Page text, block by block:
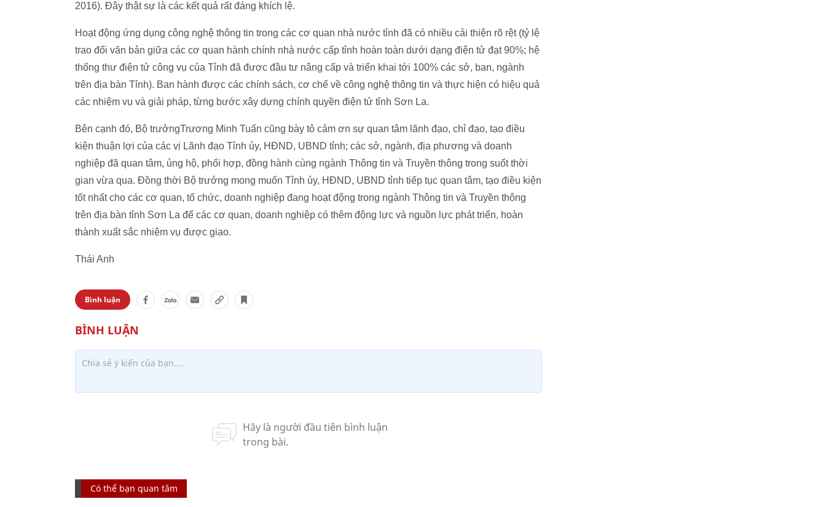
2016). Đây thật sự là các kết quả rất đáng khích lệ.
Hoạt động ứng dụng công nghệ thông tin trong các cơ quan nhà nước tỉnh đã có nhiều cải thiện rõ rệt (tỷ lệ
trao đổi văn bản giữa các cơ quan hành chính nhà nước cấp tỉnh hoàn toàn dưới dạng điện tử đạt 90%; hệ
thống thư điện tử công vụ của Tỉnh đã được đầu tư nâng cấp và triển khai tới 100% các sở, ban, ngành
trên địa bàn Tỉnh). Ban hành được các chính sách, cơ chế về công nghệ thông tin và thực hiện có hiệu quả
các nhiệm vụ và giải pháp, từng bước xây dựng chính quyền điện tử tỉnh Sơn La.
Bên cạnh đó, Bộ trưởngTrương Minh Tuấn cũng bày tỏ cảm ơn sự quan tâm lãnh đạo, chỉ đạo, tạo điều
kiện thuận lợi của các vị Lãnh đạo Tỉnh ủy, HĐND, UBND tỉnh; các sở, ngành, địa phương và doanh
nghiệp đã quan tâm, ủng hộ, phối hợp, đồng hành cùng ngành Thông tin và Truyền thông trong suốt thời
gian vừa qua. Đồng thời Bộ trưởng mong muốn Tỉnh ủy, HĐND, UBND tỉnh tiếp tục quan tâm, tạo điều kiện
tốt nhất cho các cơ quan, tổ chức, doanh nghiệp đang hoạt động trong ngành Thông tin và Truyền thông
trên địa bàn tỉnh Sơn La để các cơ quan, doanh nghiệp có thêm động lực và nguồn lực phát triển, hoàn
thành xuất sắc nhiệm vụ được giao.
Thái Anh
Bình luận
Có thể bạn quan tâm